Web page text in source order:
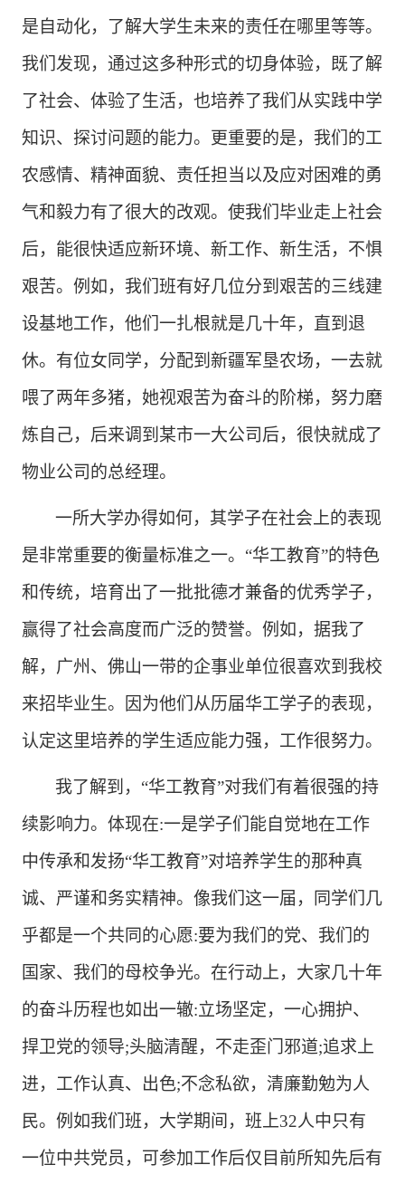
是自动化，了解大学生未来的责任在哪里等等。
我们发现，通过这多种形式的切身体验，既了解
了社会、体验了生活，也培养了我们从实践中学
知识、探讨问题的能力。更重要的是，我们的工
农感情、精神面貌、责任担当以及应对困难的勇
气和毅力有了很大的改观。使我们毕业走上社会
后，能很快适应新环境、新工作、新生活，不惧
艰苦。例如，我们班有好几位分到艰苦的三线建
设基地工作，他们一扎根就是几十年，直到退
休。有位女同学，分配到新疆军垦农场，一去就
喂了两年多猪，她视艰苦为奋斗的阶梯，努力磨
炼自己，后来调到某市一大公司后，很快就成了
物业公司的总经理。
一所大学办得如何，其学子在社会上的表现
是非常重要的衡量标准之一。 “华工教育”的特色
和传统，培育出了一批批德才兼备的优秀学子，
赢得了社会高度而广泛的赞誉。例如，据我了
解，广州、佛山一带的企事业单位很喜欢到我校
来招毕业生。因为他们从历届华工学子的表现，
认定这里培养的学生适应能力强，工作很努力。
我了解到， “华工教育”对我们有着很强的持
续影响力。体现在:一是学子们能自觉地在工作
中传承和发扬“华工教育”对培养学生的那种真
诚、严谨和务实精神。像我们这一届，同学们几
乎都是一个共同的心愿:要为我们的党、我们的
国家、我们的母校争光。在行动上，大家几十年
的奋斗历程也如出一辙:立场坚定，一心拥护、
捍卫党的领导;头脑清醒，不走歪门邪道;追求上
进，工作认真、出色;不念私欲，清廉勤勉为人
民。例如我们班，大学期间，班上32人中只有
一位中共党员，可参加工作后仅目前所知先后有